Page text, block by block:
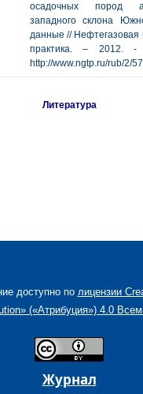
осадочных пород
западного склона
данные // Нефтегазовая
практика. –
http://www.ngtp.ru/rub/2/
Литература
доступно по лицензии
(«Атрибуция») 4.0
Журнал